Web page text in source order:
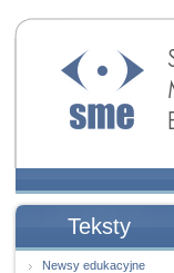
Społeczny
Edukacji
Teksty
Newsy edukacyjne